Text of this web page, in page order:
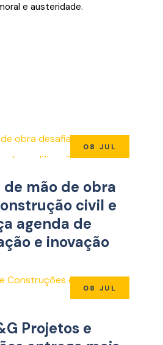
e austeridade.
08 JUL
de mão de obra
civil e
agenda de
e inovação
08 JUL
Projetos e